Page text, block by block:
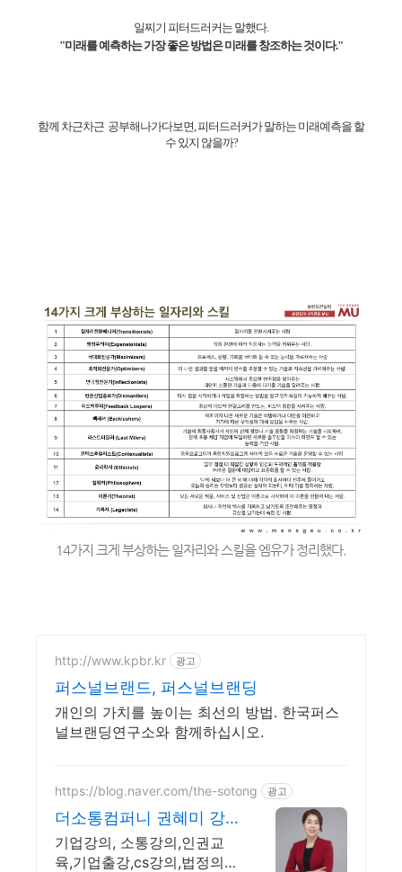
일찌기 피터드러커는 말했다.
"미래를 예측하는 가장 좋은 방법은 미래를 창조하는 것이다."
함께 차근차근 공부해나가다보면, 피터드러커가 말하는 미래예측을 할
수 있지 않을까?
14가지 크게 부상하는 일자리와 스킬을 엠유가 정리했다.
[미래트렌드리포트] 밝은 미래를 함께 만들어 나갈 얼리버드를 찾습니다 (글로
벌창의인재양성 300project)
작성자 엠유- 활동장소:
[미래트렌드리포트] 밝은 미래를 함께 만들어 나갈 얼리버드를 찾습니다 (글로
벌창의인재양성 300project)
작성자
미래를 함께 만들어 나갈 얼리버드를 찾습니다 (글로벌창의인재양성 300project)
http://www.kpbr.kr 광고
퍼스널브랜드, 퍼스널브랜딩
개인의 가치를 높이는 최선의 방법. 한국퍼스
널브랜딩연구소와 함께하십시오.
https://blog.naver.com/the-sotong 광고
더소통컴퍼니 권혜미 강
사
기업강의, 소통강의,인권교
육,기업출강,cs강의,법정의무